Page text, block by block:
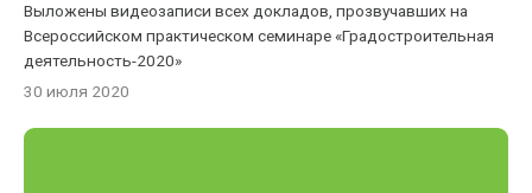
Выложены видеозаписи всех докладов, прозвучавших на
Всероссийском практическом семинаре «Градостроительная
деятельность-2020»
30 июля 2020